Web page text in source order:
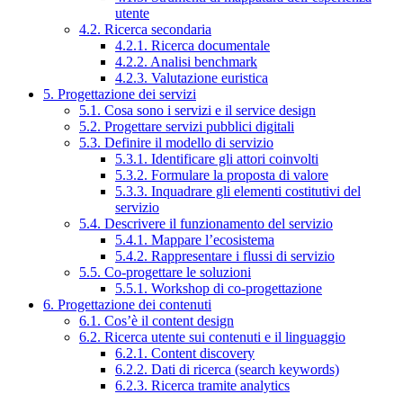
utente
4.2. Ricerca secondaria
4.2.1. Ricerca documentale
4.2.2. Analisi benchmark
4.2.3. Valutazione euristica
5. Progettazione dei servizi
5.1. Cosa sono i servizi e il service design
5.2. Progettare servizi pubblici digitali
5.3. Definire il modello di servizio
5.3.1. Identificare gli attori coinvolti
5.3.2. Formulare la proposta di valore
5.3.3. Inquadrare gli elementi costitutivi del
servizio
5.4. Descrivere il funzionamento del servizio
5.4.1. Mappare l’ecosistema
5.4.2. Rappresentare i flussi di servizio
5.5. Co-progettare le soluzioni
5.5.1. Workshop di co-progettazione
6. Progettazione dei contenuti
6.1. Cos’è il content design
6.2. Ricerca utente sui contenuti e il linguaggio
6.2.1. Content discovery
6.2.2. Dati di ricerca (search keywords)
6.2.3. Ricerca tramite analytics